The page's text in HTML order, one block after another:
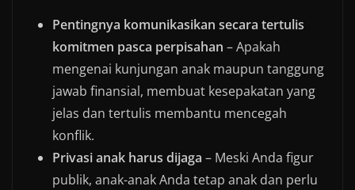
Pentingnya komunikasikan secara tertulis
komitmen pasca perpisahan – Apakah
mengenai kunjungan anak maupun tanggung
jawab finansial, membuat kesepakatan yang
jelas dan tertulis membantu mencegah
konflik.
Privasi anak harus dijaga – Meski Anda figur
publik, anak-anak Anda tetap anak dan perlu